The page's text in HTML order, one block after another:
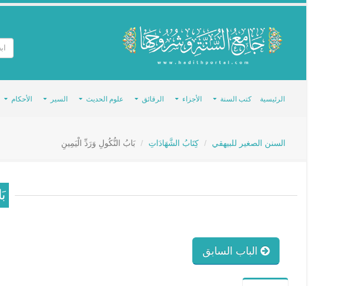
الرئيسية كتب السنة الأجزاء الرقائق علوم الحديث السير الأحكام
السنن الصغير للبيهقي كِتَابُ الشَّهَادَاتِ بَابُ النُّكُولِ وَرَدِّ الْيَمِينِ
الباب السابق